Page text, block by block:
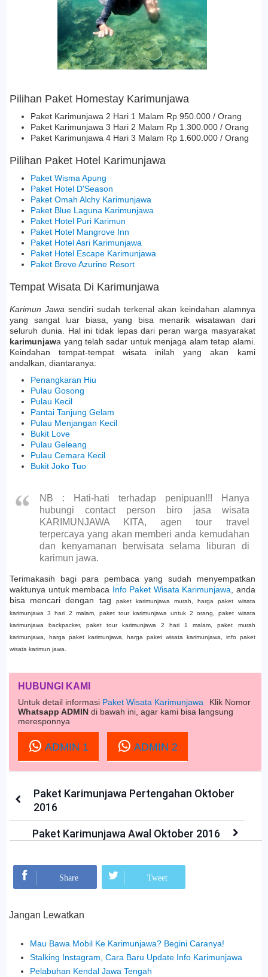
Pilihan Paket Homestay Karimunjawa
Paket Karimunjawa 2 Hari 1 Malam Rp 950.000 / Orang
Paket Karimunjawa 3 Hari 2 Malam Rp 1.300.000 / Orang
Paket Karimunjawa 4 Hari 3 Malam Rp 1.600.000 / Orang
Pilihan Paket Hotel Karimunjawa
Paket Wisma Apung
Paket Hotel D'Season
Paket Omah Alchy Karimunjawa
Paket Blue Laguna Karimunjawa
Paket Hotel Puri Karimun
Paket Hotel Mangrove Inn
Paket Hotel Asri Karimunjawa
Paket Hotel Escape Karimunjawa
Paket Breve Azurine Resort
Tempat Wisata Di Karimunjawa
Karimun Jawa sendiri sudah terkenal akan keindahan alamnya
yang sangat luar biasa, yang bisa menarik wisatawan dari
seluruh dunia. Hal ini tidak lepas dari peran warga masyarakat
karimunjawa yang telah sadar untuk menjaga alam tetap alami.
Keindahan tempat-tempat wisata inilah yang akan kami
andalkan, diantaranya:
Penangkaran Hiu
Pulau Gosong
Pulau Kecil
Pantai Tanjung Gelam
Pulau Menjangan Kecil
Bukit Love
Pulau Geleang
Pulau Cemara Kecil
Bukit Joko Tuo
NB : Hati-hati terhadap penipuan!!! Hanya
hubungi contact person biro jasa wisata
KARIMUNJAWA KITA, agen tour travel
terpercaya yang akan memberi anda kemudahan
dan kenyamanan berwisata selama liburan di
karimun jawa.
Terimakasih bagi para pembaca yang sudah menyempatkan
waktunya untuk membaca Info Paket Wisata Karimunjawa, anda
bisa mencari dengan tag
paket karimunjawa murah, harga paket wisata
karimunjawa 3 hari 2 malam, paket tour karimunjawa untuk 2 orang, paket wisata
karimunjawa backpacker, paket tour karimunjawa 2 hari 1 malam, paket murah
karimunjawa, harga paket karimunjawa, harga paket wisata karimunjawa, info paket
wisata karimun jawa.
HUBUNGI KAMI
Untuk detail informasi Paket Wisata Karimunjawa
Klik Nomor
Whatsapp ADMIN di bawah ini, agar kami bisa langsung
meresponnya
ADMIN 1 ADMIN 2
Paket Karimunjawa Pertengahan Oktober
2016
Paket Karimunjawa Awal Oktober 2016
Share Tweet
Jangan Lewatkan
Mau Bawa Mobil Ke Karimunjawa? Begini Caranya!
Stalking Instagram, Cara Baru Update Info Karimunjawa
Pelabuhan Kendal Jawa Tengah